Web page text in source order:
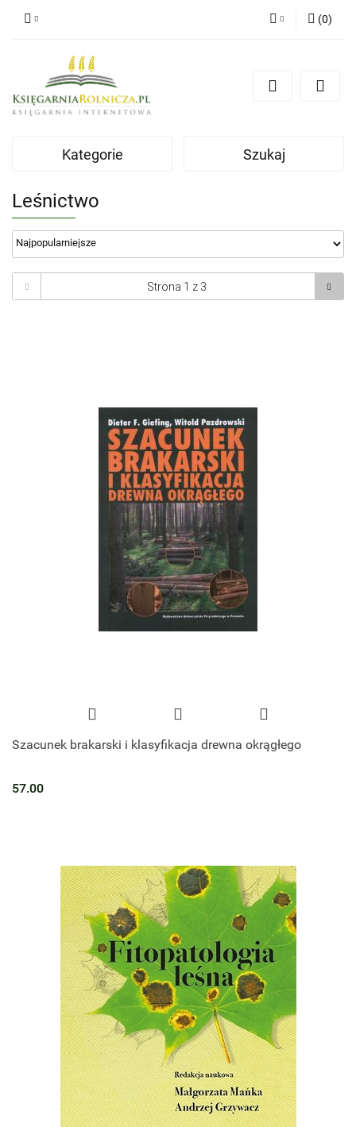
Zarejestruj się
(0)
Kategorie Szukaj
Leśnictwo
Szacunek brakarski i klasyfikacja drewna okrągłego
57.00